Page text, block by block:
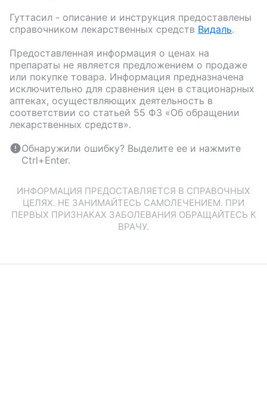
Гуттасил - описание и инструкция предоставлены
справочником лекарственных средств Видаль.
Предоставленная информация о ценах на
препараты не является предложением о продаже
или покупке товара. Информация предназначена
исключительно для сравнения цен в стационарных
аптеках, осуществляющих деятельность в
соответствии со статьей 55 ФЗ «Об обращении
лекарственных средств».
Обнаружили ошибку? Выделите ее и нажмите
Ctrl+Enter.
ИНФОРМАЦИЯ ПРЕДОСТАВЛЯЕТСЯ В СПРАВОЧНЫХ
ЦЕЛЯХ. НЕ ЗАНИМАЙТЕСЬ САМОЛЕЧЕНИЕМ. ПРИ
ПЕРВЫХ ПРИЗНАКАХ ЗАБОЛЕВАНИЯ ОБРАЩАЙТЕСЬ К
ВРАЧУ.